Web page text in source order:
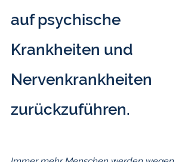
auf psychische
Krankheiten und
Nervenkrankheiten
zurückzuführen.